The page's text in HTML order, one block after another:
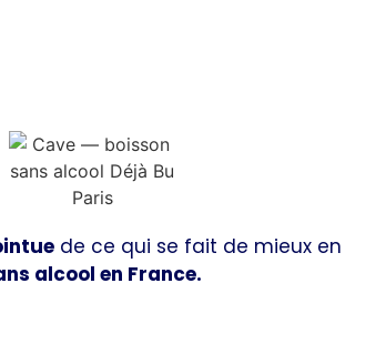
de ce qui se fait de mieux en
alcool en France.